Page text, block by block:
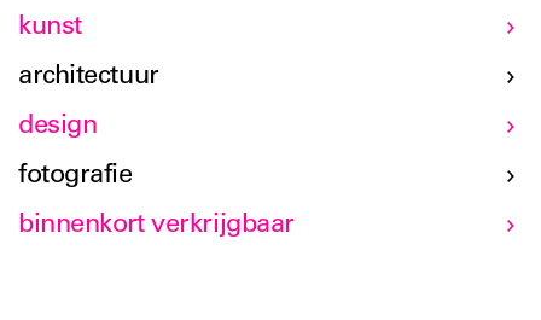
kunst
architectuur
design
fotografie
binnenkort verkrijgbaar